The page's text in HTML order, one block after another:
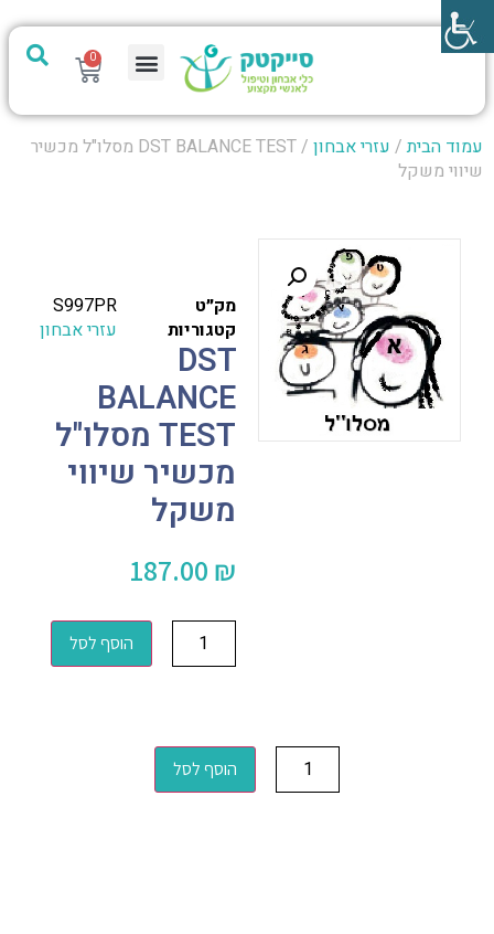
0
עמוד הבית/ עזרי אבחון
/ DST BALANCE TEST מסלו"ל מכשיר
שיווי משקל
מק״ט
S997PR
קטגוריות
עזרי אבחון
DST
BALANCE
TEST מסלו"ל
מכשיר שיווי
משקל
187.00 ₪
הוסף לסל
הוסף לסל